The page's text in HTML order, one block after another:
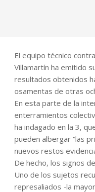
El equipo técnico
Villamartín ha emitido
resultados obtenidos
osamentas de otras
En esta parte de la
enterramientos
ha indagado en la 3,
pueden albergar “las
nuevos restos
De hecho, los signos
Uno de los sujetos
represaliados -la